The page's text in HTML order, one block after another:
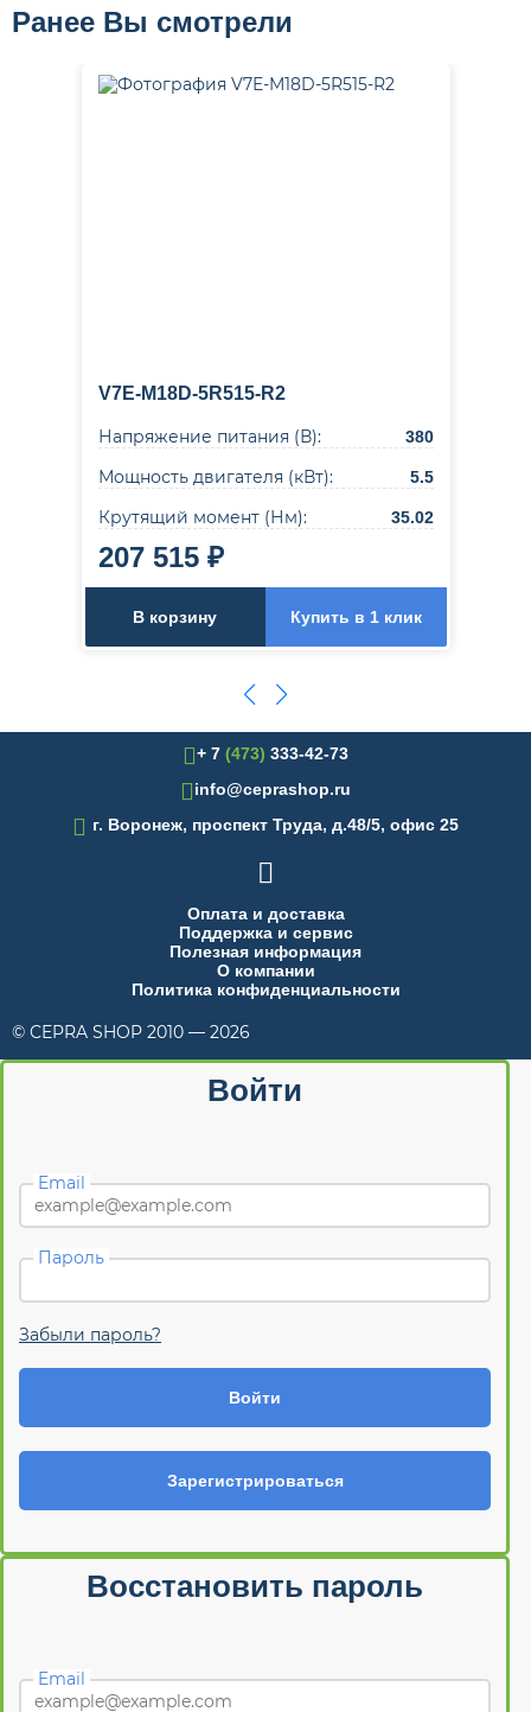
Ранее Вы смотрели
V7E-M18D-5R515-R2
Напряжение питания (В): 380
Мощность двигателя (кВт): 5.5
Крутящий момент (Нм): 35.02
207 515 ₽
В корзину Купить в 1 клик
+ 7 (473) 333-42-73
info@ceprashop.ru
 г. Воронеж, проспект Труда, д.48/5, офис 25

Оплата и доставка
Поддержка и сервис
Полезная информация
О компании
Политика конфиденциальности
© CEPRA SHOP 2010 — 2026
Войти
Email
Пароль
Забыли пароль?
Войти
Зарегистрироваться
Восстановить пароль
Email